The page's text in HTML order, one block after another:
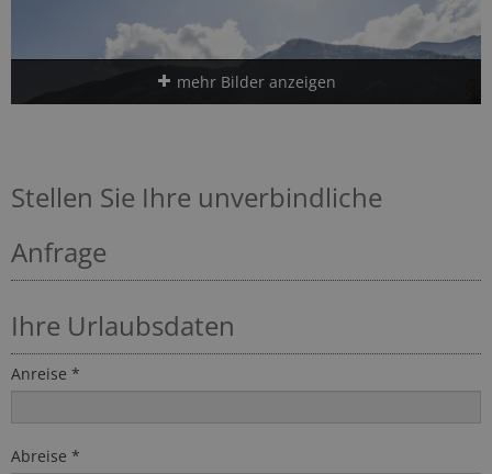
mehr Bilder anzeigen
Stellen Sie Ihre unverbindliche
Anfrage
Ihre Urlaubsdaten
Anreise *
Abreise *